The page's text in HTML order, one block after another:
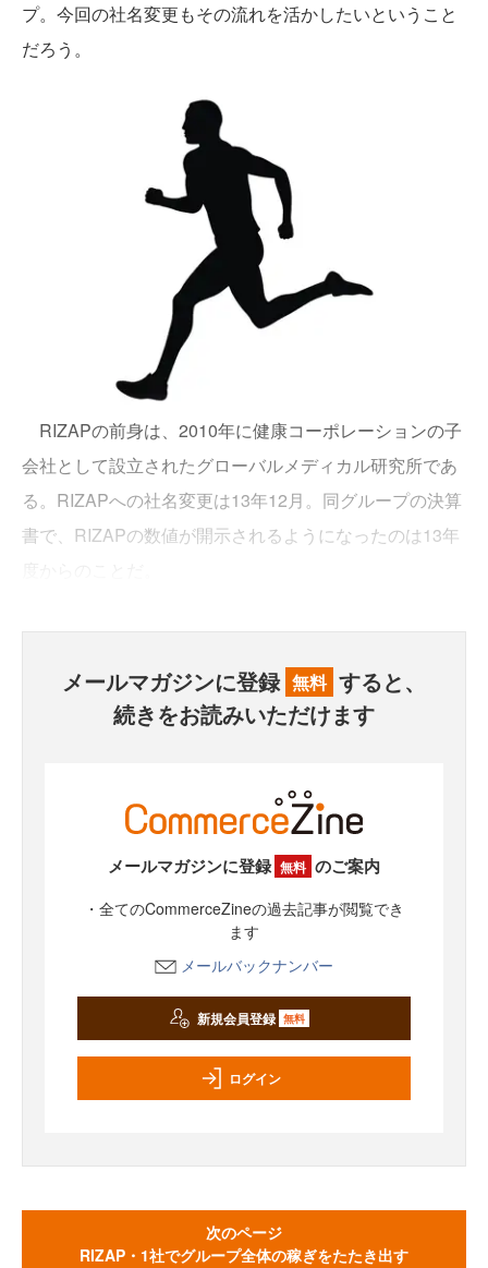
プ。今回の社名変更もその流れを活かしたいということ
だろう。
RIZAPの前身は、2010年に健康コーポレーションの子
会社として設立されたグローバルメディカル研究所であ
る。RIZAPへの社名変更は13年12月。同グループの決算
書で、RIZAPの数値が開示されるようになったのは13年
メールマガジンに登録 無料 すると、
続きをお読みいただけます
メールマガジンに登録 無料 のご案内
・全てのCommerceZineの過去記事が閲覧でき
ます
メールバックナンバー
新規会員登録 無料
ログイン
次のページ
RIZAP・1社でグループ全体の稼ぎをたたき出す